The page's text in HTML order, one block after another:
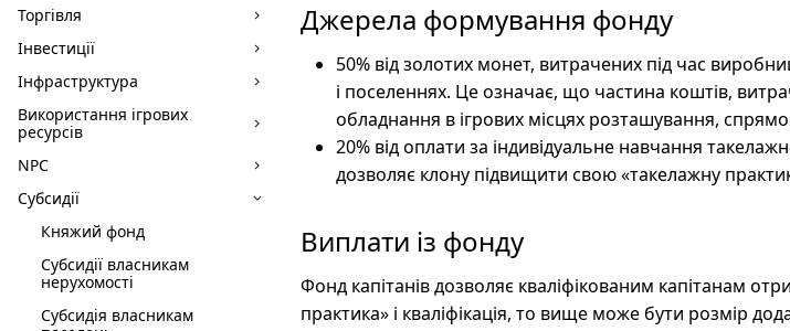
Торгівля
Інвестиції
Інфраструктура
Використання ігрових
ресурсів
NPC
Субсидії
Княжий фонд
Субсидії власникам
нерухомості
Субсидія власникам
Джерела формування фонду
50% від золотих монет, витрачених під час
і поселеннях. Це означає, що частина коштів,
обладнання в ігрових місцях розташування,
20% від оплати за індивідуальне навчання
дозволяє клону підвищити свою «такелажну
Виплати із фонду
Фонд капітанів дозволяє кваліфікованим капітанам
практика» і кваліфікація, то вище може бути розмір